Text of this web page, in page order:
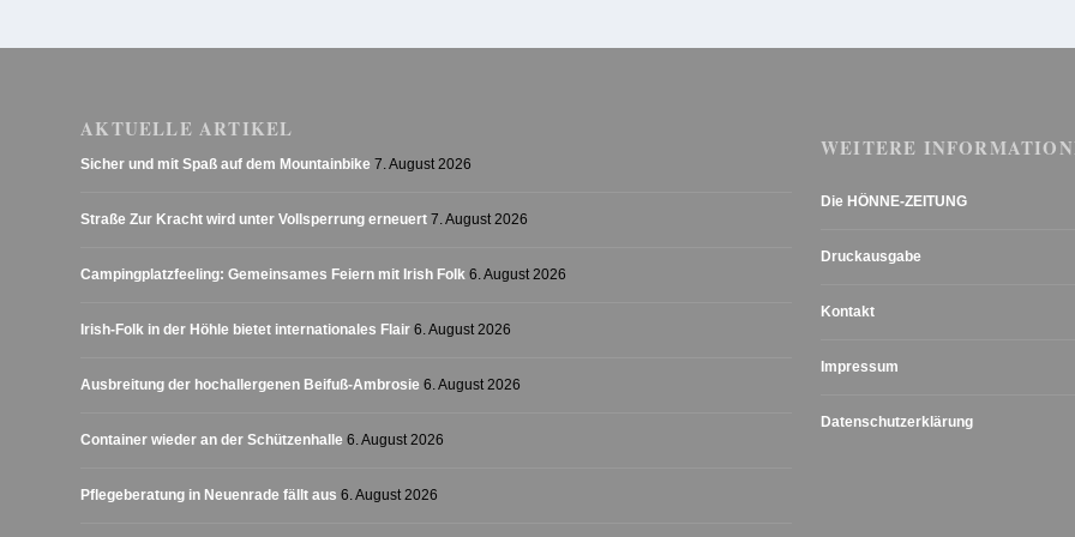
AKTUELLE ARTIKEL
Sicher und mit Spaß auf dem Mountainbike 7. August 2026
Straße Zur Kracht wird unter Vollsperrung erneuert 7. August 2026
Campingplatzfeeling: Gemeinsames Feiern mit Irish Folk 6. August 2026
Irish-Folk in der Höhle bietet internationales Flair 6. August 2026
Ausbreitung der hochallergenen Beifuß-Ambrosie 6. August 2026
Container wieder an der Schützenhalle 6. August 2026
Pflegeberatung in Neuenrade fällt aus 6. August 2026
WEITERE
Die HÖNNE-ZEITUNG
Druckausgabe
Kontakt
Impressum
Datenschutzerklärung